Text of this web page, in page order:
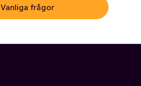
Vanliga frågor